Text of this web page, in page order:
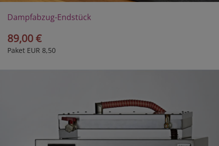
Dampfabzug-Endstück
89,00 €
Paket EUR 8,50